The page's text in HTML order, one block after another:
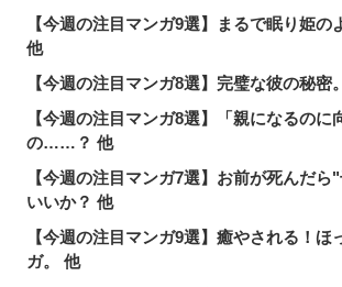
【今週の注目マンガ9選】まるで眠り姫の
他
【今週の注目マンガ8選】完璧な彼の秘密
【今週の注目マンガ8選】「親になるのに
の……？ 他
【今週の注目マンガ7選】お前が死んだ
いいか？ 他
【今週の注目マンガ9選】癒やされる！ほ
ガ。 他